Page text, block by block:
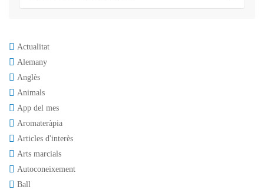
Actualitat
Alemany
Anglès
Animals
App del mes
Aromateràpia
Articles d'interès
Arts marcials
Autoconeixement
Ball